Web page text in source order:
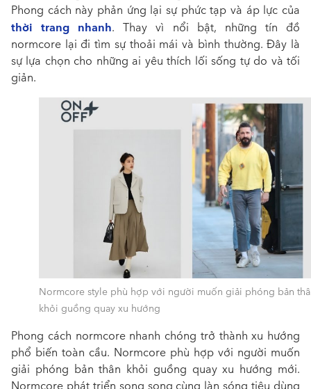
Phong cách này phản ứng lại sự phức tạp và áp lực của
thời trang nhanh. Thay vì nổi bật, những tín đồ
normcore lại đi tìm sự thoải mái và bình thường. Đây là
sự lựa chọn cho những ai yêu thích lối sống tự do và tối
giản.
Normcore style phù hợp với người muốn giải phóng bản
khỏi guồng quay xu hướng
Phong cách normcore nhanh chóng trở thành xu hướng
phổ biến toàn cầu. Normcore phù hợp với người muốn
giải phóng bản thân khỏi guồng quay xu hướng mới.